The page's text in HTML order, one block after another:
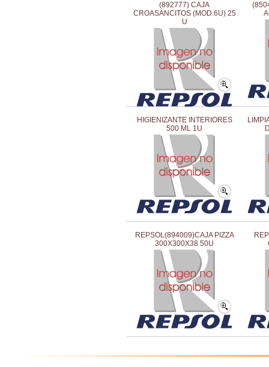
(892777) CAJA
CROASANCITOS (MOD.6U) 25
U
HIGIENIZANTE INTERIORES
500 ML 1U
REPSOL(894009)CAJA PIZZA
300X300X38 50U